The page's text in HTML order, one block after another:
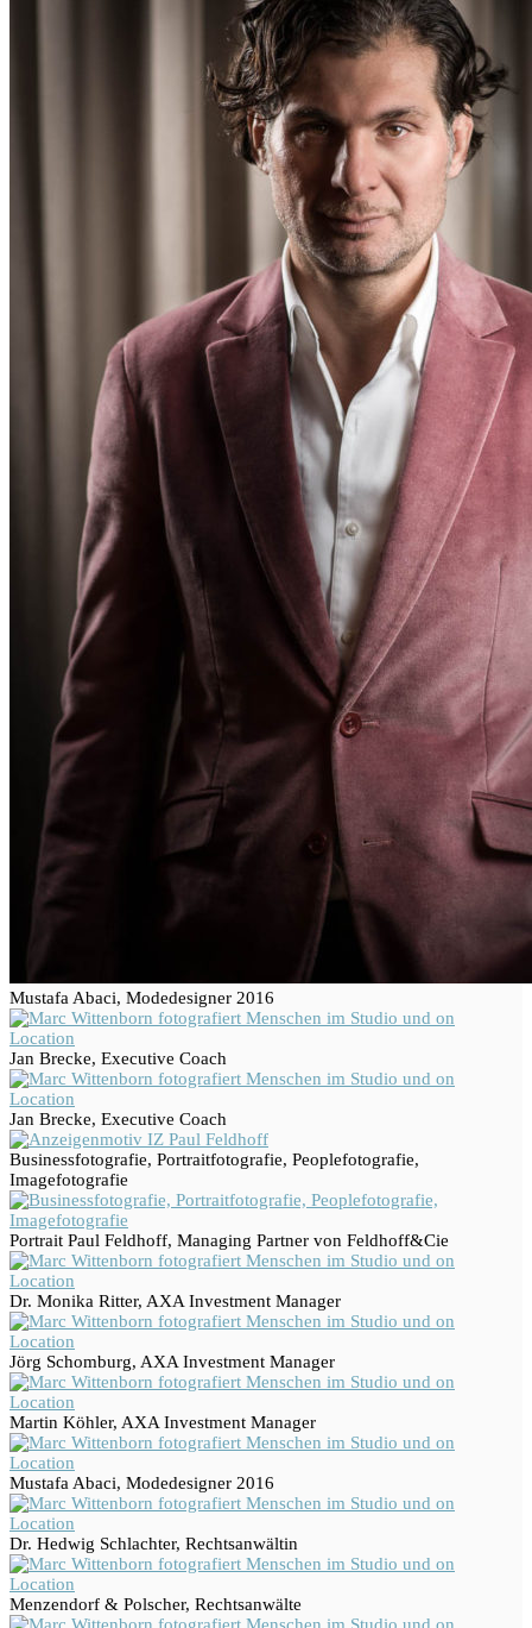
Mustafa Abaci, Modedesigner 2016
Jan Brecke, Executive Coach
Jan Brecke, Executive Coach
Businessfotografie, Portraitfotografie, Peoplefotografie,
Imagefotografie
Portrait Paul Feldhoff, Managing Partner von Feldhoff&Cie
Dr. Monika Ritter, AXA Investment Manager
Jörg Schomburg, AXA Investment Manager
Martin Köhler, AXA Investment Manager
Mustafa Abaci, Modedesigner 2016
Dr. Hedwig Schlachter, Rechtsanwältin
Menzendorf & Polscher, Rechtsanwälte